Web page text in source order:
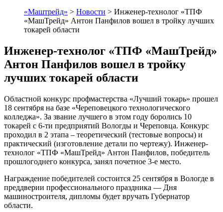
«Маштрейд» > Новости > Инженер-технолог «ТПФ
«МашТрейд» Антон Панфилов вошел в тройку лучших
токарей области
Инженер-технолог «ТПФ «МашТрейд»
Антон Панфилов вошел в тройку
лучших токарей области
Областной конкурс профмастерства «Лучший токарь» прошел
18 сентября на базе «Череповецкого технологического
колледжа». За звание лучшего в этом году боролись 10
токарей с 6-ти предприятий Вологды и Череповца. Конкурс
проходил в 2 этапа – теоретический (тестовые вопросы) и
практический (изготовление детали по чертежу). Инженер-
технолог «ТПФ «МашТрейд» Антон Панфилов, победитель
прошлогоднего конкурса, занял почетное 3-е место.
Награждение победителей состоится 25 сентября в Вологде в
преддверии профессионального праздника — Дня
машиностроителя, дипломы будет вручать Губернатор
области.